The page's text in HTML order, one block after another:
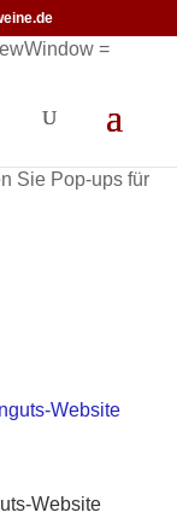
neues Fenster
=
Setzt den
Sie Pop-ups für
Website